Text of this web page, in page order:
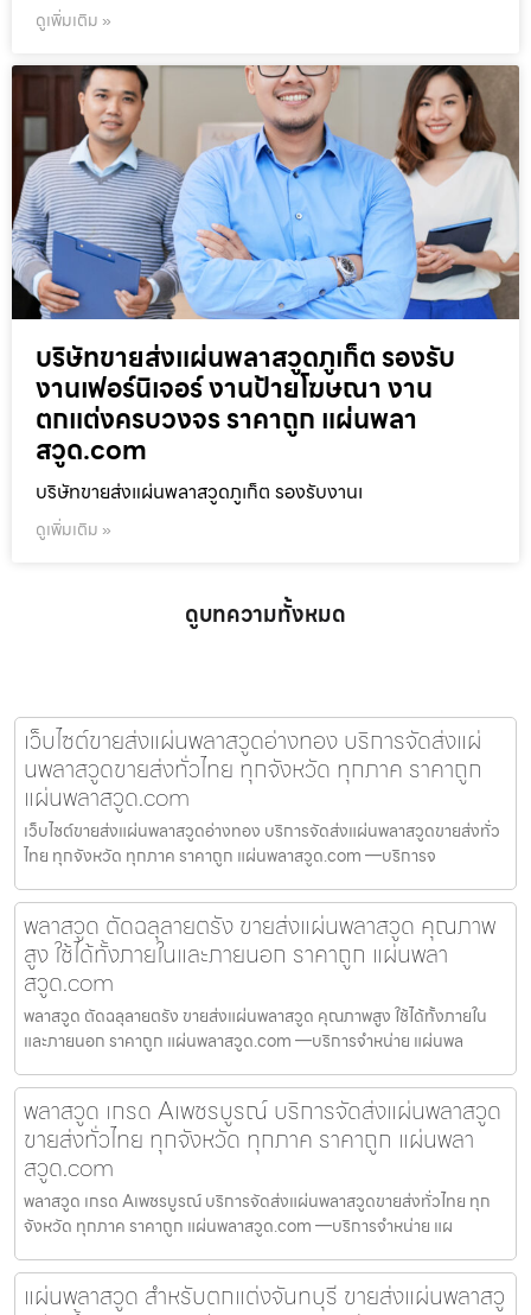
ดูเพิ่มเติม »
บริษัทขายส่งแผ่นพลาสวูดภูเก็ต รองรับ
งานเฟอร์นิเจอร์ งานป้ายโฆษณา งาน
ตกแต่งครบวงจร ราคาถูก แผ่นพลา
สวูด.com
บริษัทขายส่งแผ่นพลาสวูดภูเก็ต รองรับงานเ
ดูเพิ่มเติม »
ดูบทความทั้งหมด
เว็บไซต์ขายส่งแผ่นพลาสวูดอ่างทอง บริการจัดส่งแผ่
นพลาสวูดขายส่งทั่วไทย ทุกจังหวัด ทุกภาค ราคาถูก
แผ่นพลาสวูด.com
เว็บไซต์ขายส่งแผ่นพลาสวูดอ่างทอง บริการจัดส่งแผ่นพลาสวูดขายส่งทั่ว
ไทย ทุกจังหวัด ทุกภาค ราคาถูก แผ่นพลาสวูด.com —บริการจ
พลาสวูด ตัดฉลุลายตรัง ขายส่งแผ่นพลาสวูด คุณภาพ
สูง ใช้ได้ทั้งภายในและภายนอก ราคาถูก แผ่นพลา
สวูด.com
พลาสวูด ตัดฉลุลายตรัง ขายส่งแผ่นพลาสวูด คุณภาพสูง ใช้ได้ทั้งภายใน
และภายนอก ราคาถูก แผ่นพลาสวูด.com —บริการจำหน่าย แผ่นพล
พลาสวูด เกรด Aเพชรบูรณ์ บริการจัดส่งแผ่นพลาสวูด
ขายส่งทั่วไทย ทุกจังหวัด ทุกภาค ราคาถูก แผ่นพลา
สวูด.com
พลาสวูด เกรด Aเพชรบูรณ์ บริการจัดส่งแผ่นพลาสวูดขายส่งทั่วไทย ทุก
จังหวัด ทุกภาค ราคาถูก แผ่นพลาสวูด.com —บริการจำหน่าย แผ
แผ่นพลาสวูด สำหรับตกแต่งจันทบุรี ขายส่งแผ่นพลาสวู